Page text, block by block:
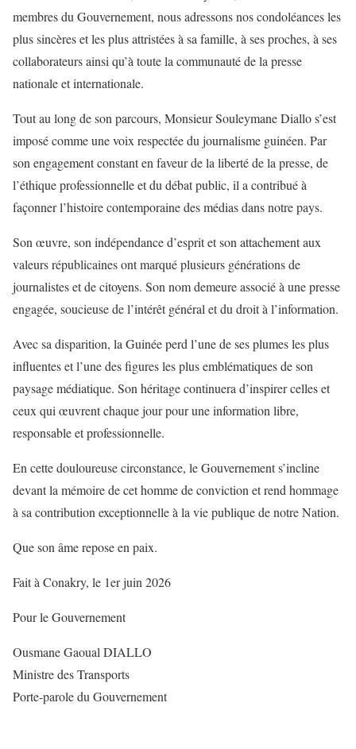
membres du Gouvernement, nous adressons nos condoléances les
plus sincères et les plus attristées à sa famille, à ses proches, à ses
collaborateurs ainsi qu’à toute la communauté de la presse
nationale et internationale.
Tout au long de son parcours, Monsieur Souleymane Diallo s’est
imposé comme une voix respectée du journalisme guinéen. Par
son engagement constant en faveur de la liberté de la presse, de
l’éthique professionnelle et du débat public, il a contribué à
façonner l’histoire contemporaine des médias dans notre pays.
Son œuvre, son indépendance d’esprit et son attachement aux
valeurs républicaines ont marqué plusieurs générations de
journalistes et de citoyens. Son nom demeure associé à une presse
engagée, soucieuse de l’intérêt général et du droit à l’information.
Avec sa disparition, la Guinée perd l’une de ses plumes les plus
influentes et l’une des figures les plus emblématiques de son
paysage médiatique. Son héritage continuera d’inspirer celles et
ceux qui œuvrent chaque jour pour une information libre,
responsable et professionnelle.
En cette douloureuse circonstance, le Gouvernement s’incline
devant la mémoire de cet homme de conviction et rend hommage
à sa contribution exceptionnelle à la vie publique de notre Nation.
Que son âme repose en paix.
Fait à Conakry, le 1er juin 2026
Pour le Gouvernement
Ousmane Gaoual DIALLO
Ministre des Transports
Porte-parole du Gouvernement